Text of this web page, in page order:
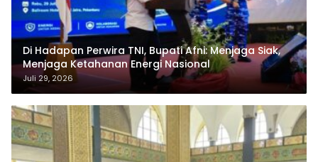
Di Hadapan Perwira TNI, Bupati Afni: Menjaga Siak,
Menjaga Ketahanan Energi Nasional
Juli 29, 2026